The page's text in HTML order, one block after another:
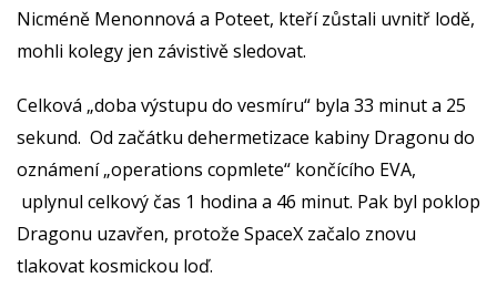
Nicméně Menonnová a Poteet, kteří zůstali uvnitř lodě,
mohli kolegy jen závistivě sledovat.
Celková „doba výstupu do vesmíru“ byla 33 minut a 25
sekund. Od začátku dehermetizace kabiny Dragonu do
oznámení „operations copmlete“ končícího EVA,
uplynul celkový čas 1 hodina a 46 minut. Pak byl poklop
Dragonu uzavřen, protože SpaceX začalo znovu
tlakovat kosmickou loď.